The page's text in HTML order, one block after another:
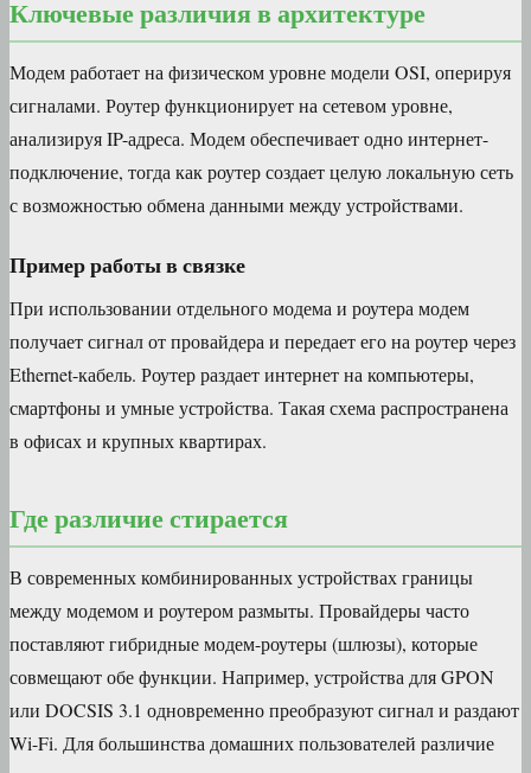
Ключевые различия в архитектуре
Модем работает на физическом уровне модели OSI, оперируя
сигналами. Роутер функционирует на сетевом уровне,
анализируя IP-адреса. Модем обеспечивает одно интернет-
подключение, тогда как роутер создает целую локальную сеть
с возможностью обмена данными между устройствами.
Пример работы в связке
При использовании отдельного модема и роутера модем
получает сигнал от провайдера и передает его на роутер через
Ethernet-кабель. Роутер раздает интернет на компьютеры,
смартфоны и умные устройства. Такая схема распространена
в офисах и крупных квартирах.
Где различие стирается
В современных комбинированных устройствах границы
между модемом и роутером размыты. Провайдеры часто
поставляют гибридные модем-роутеры (шлюзы), которые
совмещают обе функции. Например, устройства для GPON
или DOCSIS 3.1 одновременно преобразуют сигнал и раздают
Wi-Fi. Для большинства домашних пользователей различие